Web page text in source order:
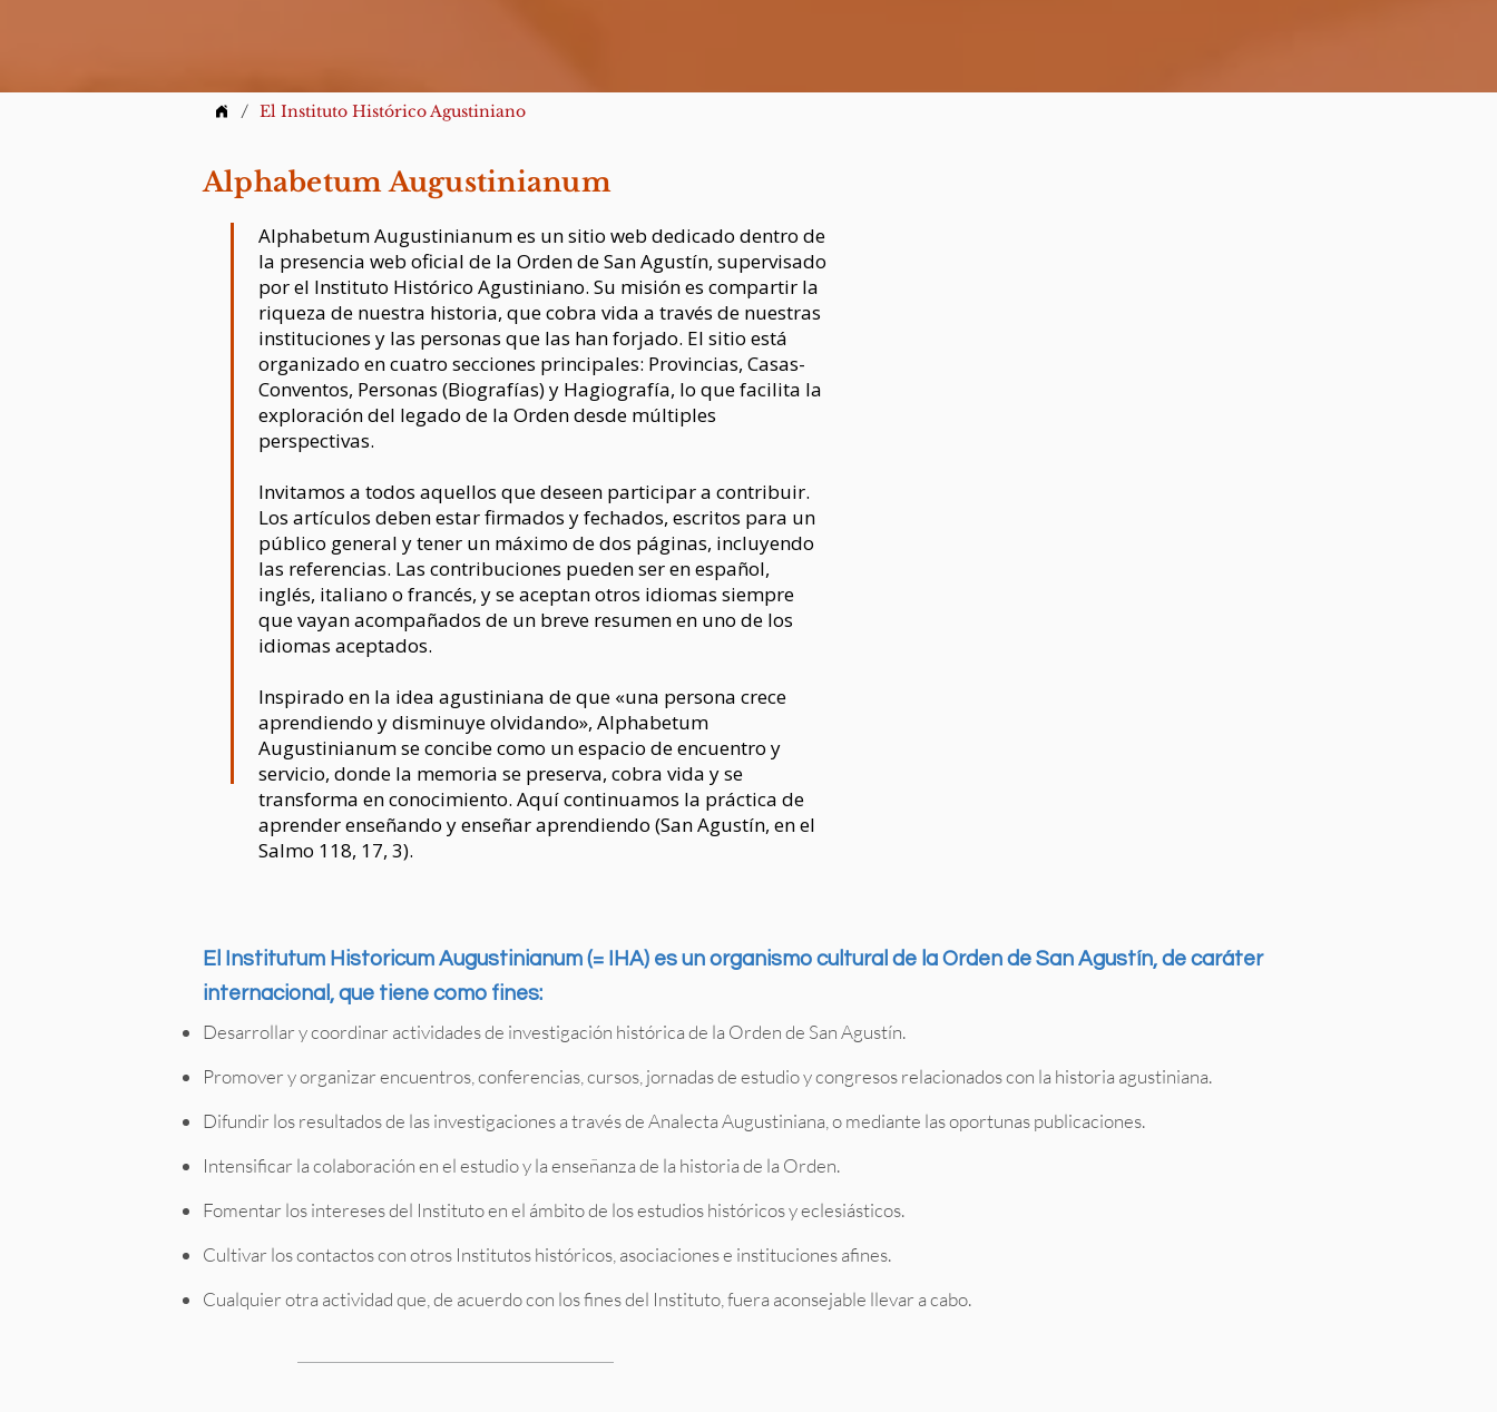
/ El Instituto Histórico Agustiniano
Alphabetum Augustinianum
Alphabetum Augustinianum es un sitio web dedicado dentro de
la presencia web oficial de la Orden de San Agustín, supervisado
por el Instituto Histórico Agustiniano. Su misión es compartir la
riqueza de nuestra historia, que cobra vida a través de nuestras
instituciones y las personas que las han forjado. El sitio está
organizado en cuatro secciones principales: Provincias, Casas-
Conventos, Personas (Biografías) y Hagiografía, lo que facilita la
exploración del legado de la Orden desde múltiples
perspectivas.
Invitamos a todos aquellos que deseen participar a contribuir.
Los artículos deben estar firmados y fechados, escritos para un
público general y tener un máximo de dos páginas, incluyendo
las referencias. Las contribuciones pueden ser en español,
inglés, italiano o francés, y se aceptan otros idiomas siempre
que vayan acompañados de un breve resumen en uno de los
idiomas aceptados.
Inspirado en la idea agustiniana de que «una persona crece
aprendiendo y disminuye olvidando», Alphabetum
Augustinianum se concibe como un espacio de encuentro y
servicio, donde la memoria se preserva, cobra vida y se
transforma en conocimiento. Aquí continuamos la práctica de
aprender enseñando y enseñar aprendiendo (San Agustín, en el
Salmo 118, 17, 3).
El Institutum Historicum Augustinianum (= IHA) es un organismo cultural de la Orden de San Agustín, de caráter
internacional, que tiene como fines:
Desarrollar y coordinar actividades de investigación histórica de la Orden de San Agustín.
Promover y organizar encuentros, conferencias, cursos, jornadas de estudio y congresos relacionados con la historia agustiniana.
Difundir los resultados de las investigaciones a través de Analecta Augustiniana, o mediante las oportunas publicaciones.
Intensificar la colaboración en el estudio y la enseñanza de la historia de la Orden.
Fomentar los intereses del Instituto en el ámbito de los estudios históricos y eclesiásticos.
Cultivar los contactos con otros Institutos históricos, asociaciones e instituciones afines.
Cualquier otra actividad que, de acuerdo con los fines del Instituto, fuera aconsejable llevar a cabo.